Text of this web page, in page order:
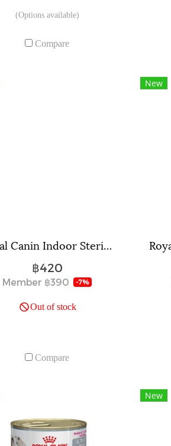
(Options available)
Compare
Royal Canin Indoor Sterilised Loaf ขนาด 85 กรัม จำนวน 12 ซอง.
฿420
Member ฿390 -7%
Out of stock
Compare
New
New